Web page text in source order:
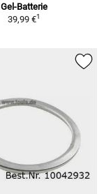
Gel-Batterie
39,99 €1